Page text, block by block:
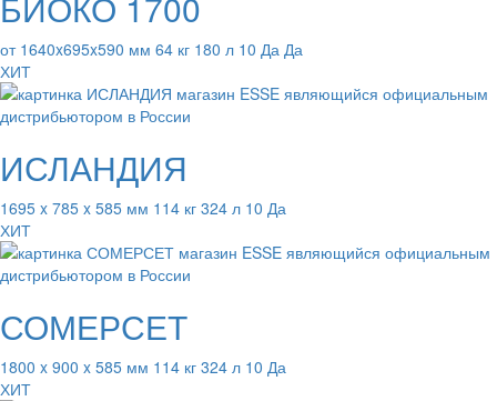
от 1640x695x590 мм 64 кг 180 л 10 Да Да
ХИТ
ИСЛАНДИЯ
1695 x 785 x 585 мм 114 кг 324 л 10 Да
ХИТ
СОМЕРСЕТ
1800 x 900 x 585 мм 114 кг 324 л 10 Да
ХИТ